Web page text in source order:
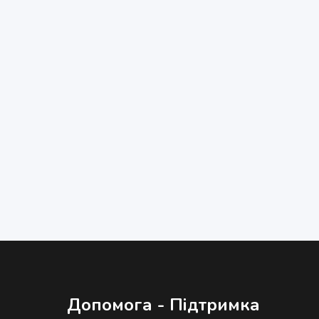
Допомога - Підтримка